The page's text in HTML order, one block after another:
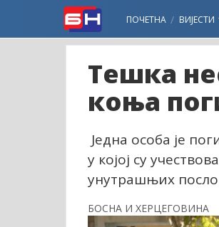
ПОЧЕТНА ВИЈЕСТИ
Тешка
коња
Једна особа је
у којој су
унутрашњих
БОСНА И ХЕРЦЕГОВИНА